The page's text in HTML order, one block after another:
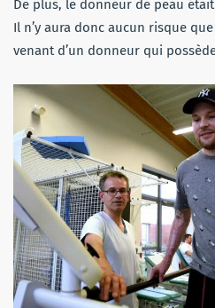
De plus, le donneur de peau
Il n’y aura donc aucun risque
venant d’un donneur qui